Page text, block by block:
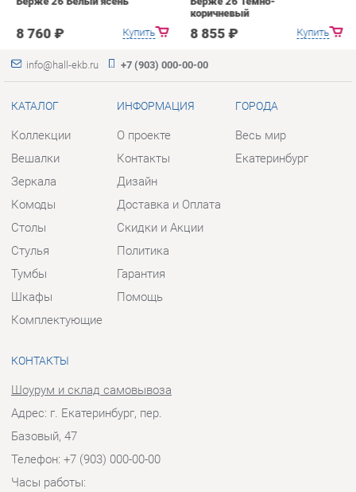
Зеркала
Комоды
Столы
Стулья
Дизайн
Доставка и Оплата
Скидки и Акции
Политика
Екатеринбург
КОНТАКТЫ
Шоурум и склад самовывоза
Адрес: г. Екатеринбург, пер.
Базовый, 47
Телефон: +7 (903) 000-00-00
Часы работы:
Отправить сообщение
© 2009-2026 Прихожие-Екатеринбург